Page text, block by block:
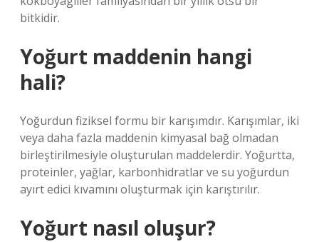
bitkidir.
Yoğurt maddenin hangi
hali?
Yoğurdun fiziksel formu bir karışımdır. Karışımlar, iki
veya daha fazla maddenin kimyasal bağ olmadan
birleştirilmesiyle oluşturulan maddelerdir. Yoğurtta,
proteinler, yağlar, karbonhidratlar ve su yoğurdun
ayırt edici kıvamını oluşturmak için karıştırılır.
Yoğurt nasıl oluşur?